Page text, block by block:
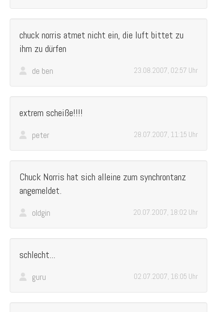
chuck norris atmet nicht ein, die luft bittet zu
ihm zu dürfen
de ben 23.08.2007, 02:57 Uhr
extrem scheiße!!!!
peter 28.07.2007, 11:15 Uhr
Chuck Norris hat sich alleine zum synchrontanz
angemeldet.
oldgin 20.07.2007, 18:02 Uhr
schlecht...
guru 02.07.2007, 16:05 Uhr